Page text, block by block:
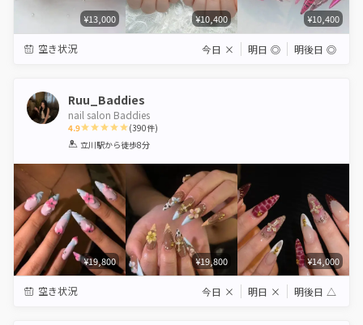
¥13,000 ¥10,400 ¥10,400
空き状況 今日 × 明日 ◎ 明後日 ◎
Ruu_Baddies
nail salon Baddies
4.9
1 2 3 4 5
(390件)
立川駅から徒歩8分
¥19,800 ¥19,800 ¥14,000
空き状況 今日 × 明日 × 明後日 △